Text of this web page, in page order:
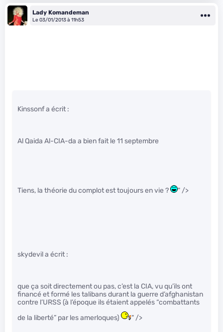
Lady Komandeman
Le 03/01/2013 à 11h53
Kinssonf a écrit :
Al Qaida Al-CIA-da a bien fait le 11 septembre
Tiens, la théorie du complot est toujours en vie ? " />
skydevil a écrit :
que ça soit directement ou pas, c’est la CIA, vu qu’ils ont
financé et formé les talibans durant la guerre d’afghanistan
contre l’URSS (à l’époque ils étaient appelés “combattants
de la liberté” par les amerloques)
" />